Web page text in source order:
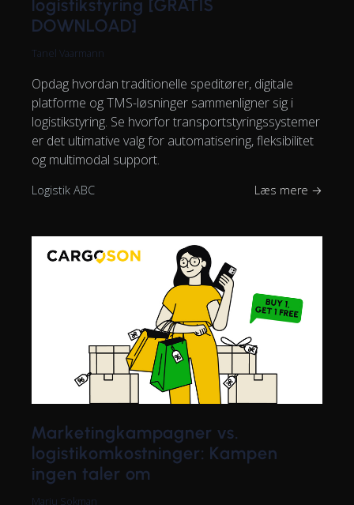
logistikstyring [GRATIS
DOWNLOAD]
Tanel Vaarmann
Opdag hvordan traditionelle speditører, digitale
platforme og TMS-løsninger sammenligner sig i
logistikstyring. Se hvorfor transportstyringssystemer
er det ultimative valg for automatisering, fleksibilitet
og multimodal support.
Logistik ABC Læs mere →
Marketingkampagner vs.
logistikomkostninger: Kampen
ingen taler om
Marju Sokman